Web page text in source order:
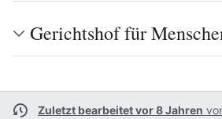
Gerichtshof für
Zuletzt bearbeitet vor 8 Jahren